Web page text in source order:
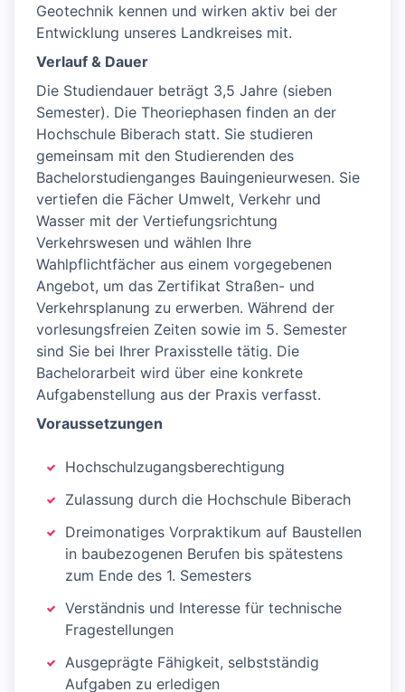
Geotechnik kennen und wirken aktiv bei der
Entwicklung unseres Landkreises mit.
Verlauf & Dauer
Die Studiendauer beträgt 3,5 Jahre (sieben
Semester). Die Theoriephasen finden an der
Hochschule Biberach statt. Sie studieren
gemeinsam mit den Studierenden des
Bachelorstudienganges Bauingenieurwesen. Sie
vertiefen die Fächer Umwelt, Verkehr und
Wasser mit der Vertiefungsrichtung
Verkehrswesen und wählen Ihre
Wahlpflichtfächer aus einem vorgegebenen
Angebot, um das Zertifikat Straßen- und
Verkehrsplanung zu erwerben. Während der
vorlesungsfreien Zeiten sowie im 5. Semester
sind Sie bei Ihrer Praxisstelle tätig. Die
Bachelorarbeit wird über eine konkrete
Aufgabenstellung aus der Praxis verfasst.
Voraussetzungen
Hochschulzugangsberechtigung
Zulassung durch die Hochschule Biberach
Dreimonatiges Vorpraktikum auf Baustellen
in baubezogenen Berufen bis spätestens
zum Ende des 1. Semesters
Verständnis und Interesse für technische
Fragestellungen
Ausgeprägte Fähigkeit, selbstständig
Aufgaben zu erledigen